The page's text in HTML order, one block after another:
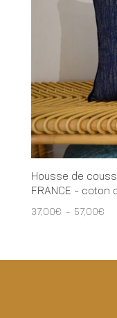
Housse de
FRANCE – coton
37,00€ – 57,00€